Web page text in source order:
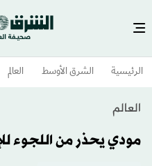
الرئيسية الشرق الأوسط​ العالم
العالم
مودي يحذر من اللجوء